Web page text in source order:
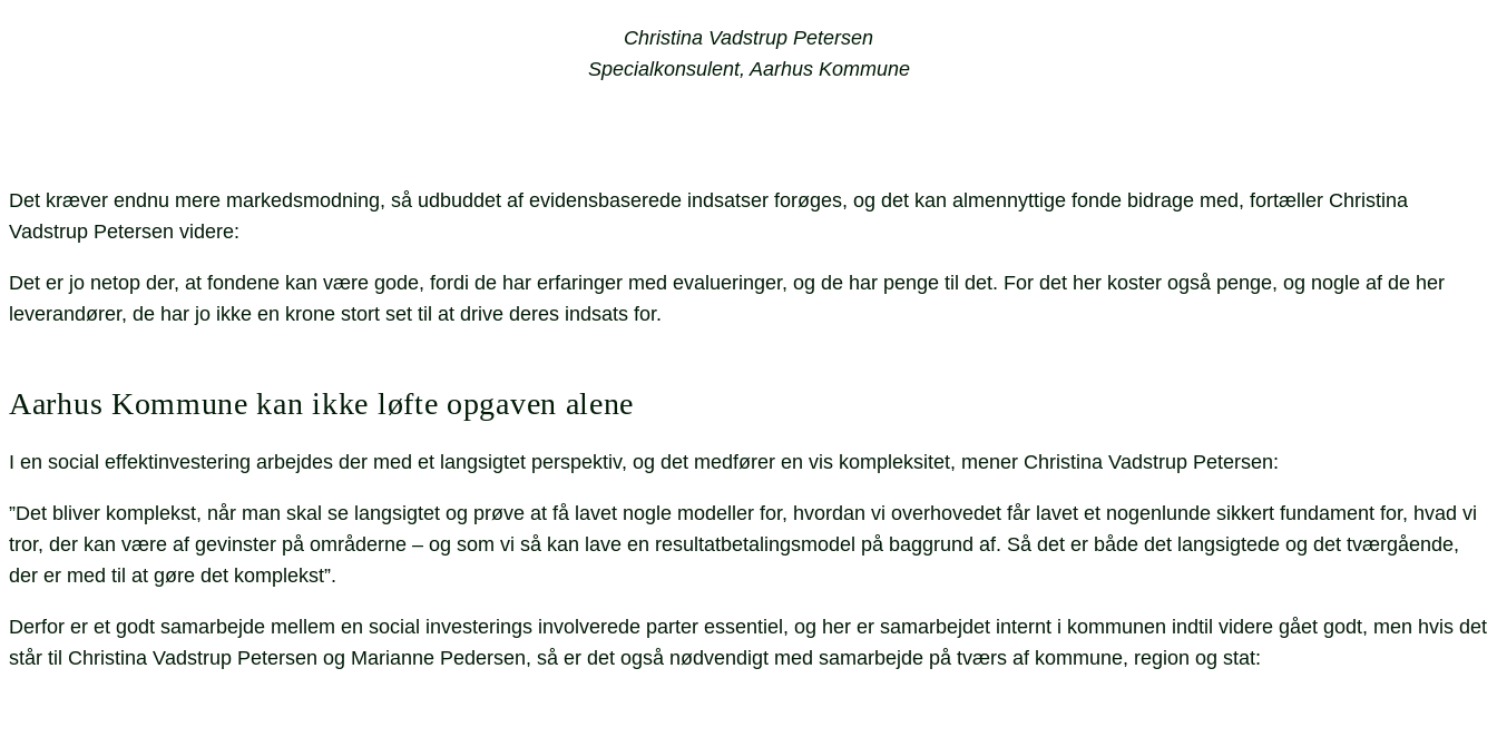
Christina Vadstrup Petersen
Specialkonsulent, Aarhus Kommune
Det kræver endnu mere markedsmodning, så udbuddet af evidensbaserede indsatser forøges, og det kan almennyttige fonde bidrage med, fortæller Christina
Vadstrup Petersen videre:
Det er jo netop der, at fondene kan være gode, fordi de har erfaringer med evalueringer, og de har penge til det. For det her koster også penge, og nogle af de her
leverandører, de har jo ikke en krone stort set til at drive deres indsats for.
Aarhus Kommune kan ikke løfte opgaven alene
I en social effektinvestering arbejdes der med et langsigtet perspektiv, og det medfører en vis kompleksitet, mener Christina Vadstrup Petersen:
”Det bliver komplekst, når man skal se langsigtet og prøve at få lavet nogle modeller for, hvordan vi overhovedet får lavet et nogenlunde sikkert fundament for, hvad vi
tror, der kan være af gevinster på områderne – og som vi så kan lave en resultatbetalingsmodel på baggrund af. Så det er både det langsigtede og det tværgående,
der er med til at gøre det komplekst”.
Derfor er et godt samarbejde mellem en social investerings involverede parter essentiel, og her er samarbejdet internt i kommunen indtil videre gået godt, men hvis det
står til Christina Vadstrup Petersen og Marianne Pedersen, så er det også nødvendigt med samarbejde på tværs af kommune, region og stat: